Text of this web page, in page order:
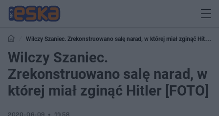
Wilczy Szaniec. Zrekonstruowano salę narad, w której miał zginąć Hitler
[FOTO]
Wilczy Szaniec.
Zrekonstruowano salę narad, w
której miał zginąć Hitler [FOTO]